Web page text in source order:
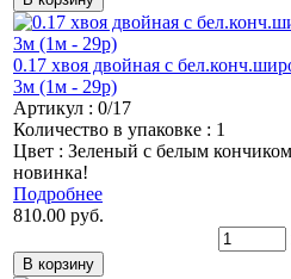
0.17 хвоя двойная с
3м (1м - 29р)
Артикул : 0/17
Количество в упаковке : 1
Цвет : Зеленый с белым кончиком
новинка!
Подробнее
810.00 руб.